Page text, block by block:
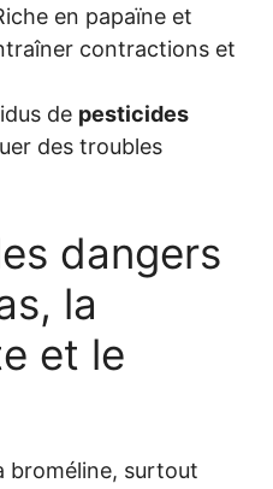
en papaïne et
contractions et
de pesticides
des troubles
dangers
la
et le
broméline, surtout